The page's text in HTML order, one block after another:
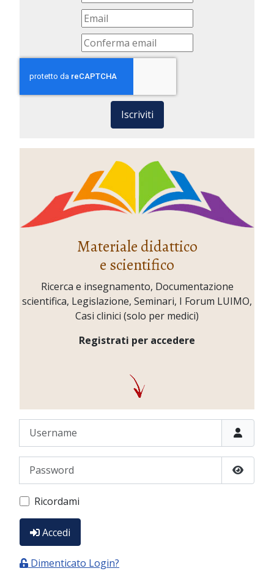
Iscriviti
Materiale didattico
e scientifico
Ricerca e insegnamento, Documentazione
scientifica, Legislazione, Seminari, I Forum LUIMO,
Casi clinici (solo per medici)
Registrati per accedere
Username
Password
Show
Ricordami
Accedi
Dimenticato Login?